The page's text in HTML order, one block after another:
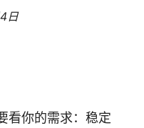
日
看你的需求：稳定